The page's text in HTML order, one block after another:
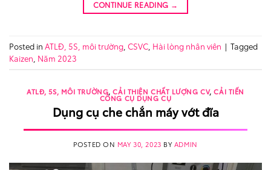
CONTINUE READING →
Posted in ATLĐ, 5S, môi trường CSVC Hài lòng nhân viên | Tagged
Kaizen Năm 2023
ATLĐ, 5S, MÔI TRƯỜNG,CẢI THIỆN CHẤT LƯỢNG CV,CẢI TIẾN
CÔNG CỤ DỤNG CỤ
Dụng cụ che chắn máy vớt đĩa
POSTED ON MAY 30, 2023 BYADMIN